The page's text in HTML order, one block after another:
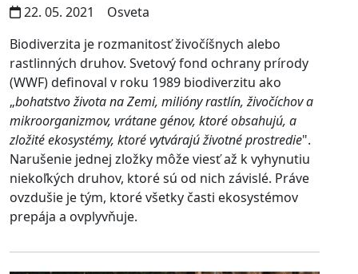
22. 05. 2021
Osveta
Biodiverzita je rozmanitosť živočíšnych alebo
rastlinných druhov. Svetový fond ochrany prírody
(WWF) definoval v roku 1989 biodiverzitu ako
„bohatstvo života na Zemi, milióny rastlín, živočíchov a
mikroorganizmov, vrátane génov, ktoré obsahujú, a
zložité ekosystémy, ktoré vytvárajú životné prostredie".
Narušenie jednej zložky môže viesť až k vyhynutiu
niekoľkých druhov, ktoré sú od nich závislé. Práve
ovzdušie je tým, ktoré všetky časti ekosystémov
prepája a ovplyvňuje.